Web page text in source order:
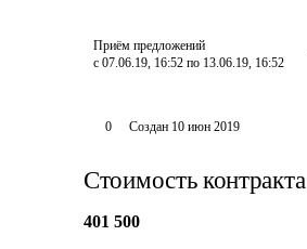
Приём предложений
с 07.06.19, 16:52 по 13.06.19, 16:52
0 Создан 10 июн 2019
Стоимость контракта
401 500